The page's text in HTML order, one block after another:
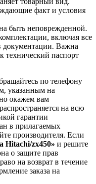
факт и условия
быть неповрежденной.
включая все
документации. Важна
технический паспорт
по телефону
указанным на
окажем вам
на всю
гарантии
в прилагаемых
производителя. Если
Hitachi/zx450» и решите
о защите прав
на возврат в течение
заказа на